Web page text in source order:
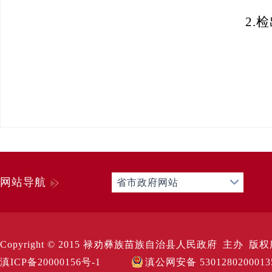
2.
网站导航 省市政府网站
Copyright © 2015 禄劝彝族苗族自治县人民政府 主办 版
滇ICP备20000156号-1
滇公网安备